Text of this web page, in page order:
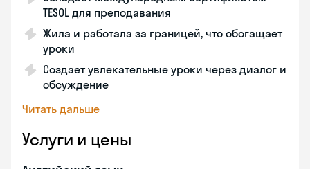
TESOL для преподавания
Жила и работала за границей, что обогащает
уроки
Создает увлекательные уроки через диалог и
обсуждение
Читать дальше
Услуги и цены